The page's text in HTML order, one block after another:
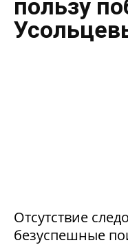
пользу
Отсутствие
безуспешные